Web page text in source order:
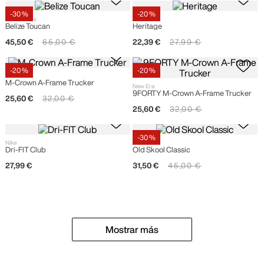
-30 %
Goorin Bros
Belize Toucan
45,50 € 65,00 €
-20 %
Heritage
22,39 € 27,99 €
-20 %
New Era
M-Crown A-Frame Trucker
25,60 € 32,00 €
-20 %
New Era
9FORTY M-Crown A-Frame Trucker
25,60 € 32,00 €
Nike
Dri-FIT Club
27,99 €
-30 %
Vans
Old Skool Classic
31,50 € 45,00 €
Mostrar más